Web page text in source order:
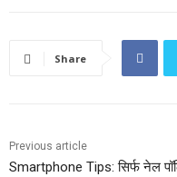
Share
Previous article
Smartphone Tips: सिर्फ नेल